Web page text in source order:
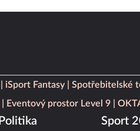
iSport Fantasy Spotřebitelské
Eventový prostor Level 9
Politika Sport